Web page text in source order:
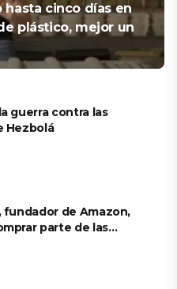
hasta cinco días en
plástico, mejor un
guerra contra las
Hezbolá
fundador de Amazon,
parte de las